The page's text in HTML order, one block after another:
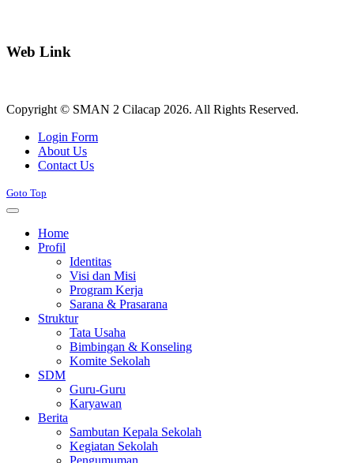
Web Link
Copyright © SMAN 2 Cilacap 2026. All Rights Reserved.
Login Form
About Us
Contact Us
Goto Top
Home
Profil
Identitas
Visi dan Misi
Program Kerja
Sarana & Prasarana
Struktur
Tata Usaha
Bimbingan & Konseling
Komite Sekolah
SDM
Guru-Guru
Karyawan
Berita
Sambutan Kepala Sekolah
Kegiatan Sekolah
Pengumuman